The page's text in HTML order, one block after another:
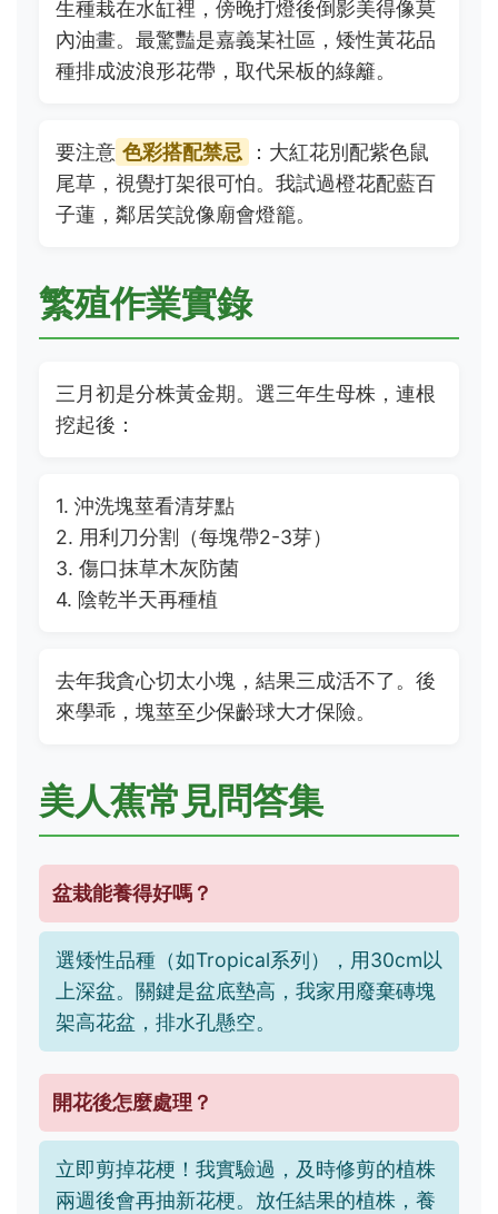
生種栽在水缸裡，傍晚打燈後倒影美得像莫
內油畫。最驚豔是嘉義某社區，矮性黃花品
種排成波浪形花帶，取代呆板的綠籬。
要注意 色彩搭配禁忌
：大紅花別配紫色鼠
尾草，視覺打架很可怕。我試過橙花配藍百
子蓮，鄰居笑說像廟會燈籠。
繁殖作業實錄
三月初是分株黃金期。選三年生母株，連根
挖起後：
1. 沖洗塊莖看清芽點
2. 用利刀分割（每塊帶2-3芽）
3. 傷口抹草木灰防菌
4. 陰乾半天再種植
去年我貪心切太小塊，結果三成活不了。後
來學乖，塊莖至少保齡球大才保險。
美人蕉常見問答集
盆栽能養得好嗎？
選矮性品種（如Tropical系列），用30cm以
上深盆。關鍵是盆底墊高，我家用廢棄磚塊
架高花盆，排水孔懸空。
開花後怎麼處理？
立即剪掉花梗！我實驗過，及時修剪的植株
兩週後會再抽新花梗。放任結果的植株，養